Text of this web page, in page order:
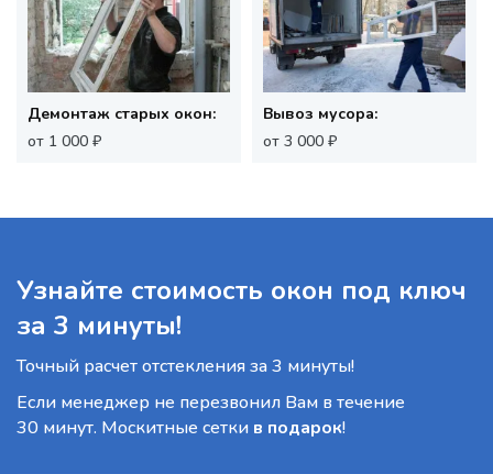
Демонтаж старых окон:
от 1 000 ₽
Вывоз мусора:
от 3 000 ₽
Узнайте стоимость окон под ключ
за 3 минуты!
Точный расчет отстекления за 3 минуты!
Если менеджер не перезвонил Вам в течение
30 минут. Москитные сетки в подарок!